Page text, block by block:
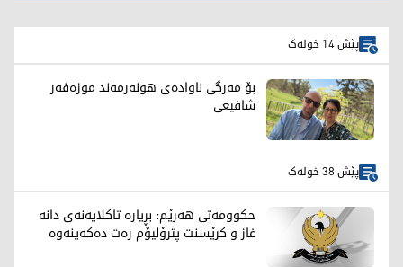
پێش 14 خولەک
بۆ مەرگی ناوادەی هونەرمەند موزەفەر
شافیعی
پێش 38 خولەک
حکوومەتی هەرێم: بڕیارە تاکلایەنەی دانە
غاز و کرێسنت پترۆلیۆم رەت دەکەینەوە